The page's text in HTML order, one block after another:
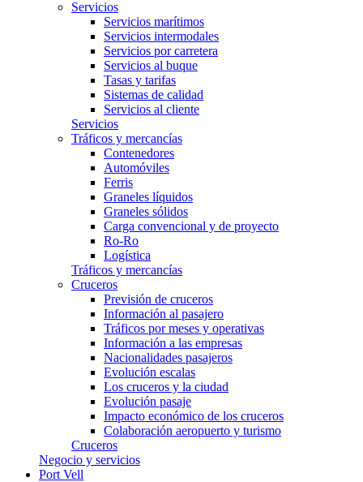
Servicios
Servicios marítimos
Servicios intermodales
Servicios por carretera
Servicios al buque
Tasas y tarifas
Sistemas de calidad
Servicios al cliente
Servicios
Tráficos y mercancías
Contenedores
Automóviles
Ferris
Graneles líquidos
Graneles sólidos
Carga convencional y de proyecto
Ro-Ro
Logística
Tráficos y mercancías
Cruceros
Previsión de cruceros
Información al pasajero
Tráficos por meses y operativas
Información a las empresas
Nacionalidades pasajeros
Evolución escalas
Los cruceros y la ciudad
Evolución pasaje
Impacto económico de los cruceros
Colaboración aeropuerto y turismo
Cruceros
Negocio y servicios
Port Vell